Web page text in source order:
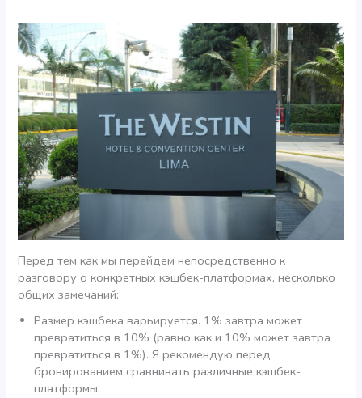
Перед тем как мы перейдем непосредственно к
разговору о конкретных кэшбек-платформах, несколько
общих замечаний:
Размер кэшбека варьируется. 1% завтра может
превратиться в 10% (равно как и 10% может завтра
превратиться в 1%). Я рекомендую перед
бронированием сравнивать различные кэшбек-
платформы.